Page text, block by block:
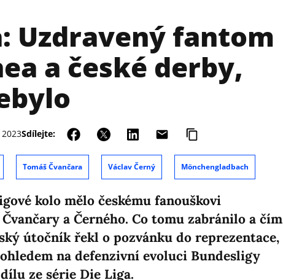
Uzdravený fantom
a české derby,
Sdílejte:
Tomáš Čvančara Václav Černý Mönchengladbach
kolo mělo českému fanouškovi
a Černého. Co tomu zabránilo a čím
útočník řekl o pozvánku do reprezentace,
na defenzivní evoluci Bundesligy
ze série Die Liga.